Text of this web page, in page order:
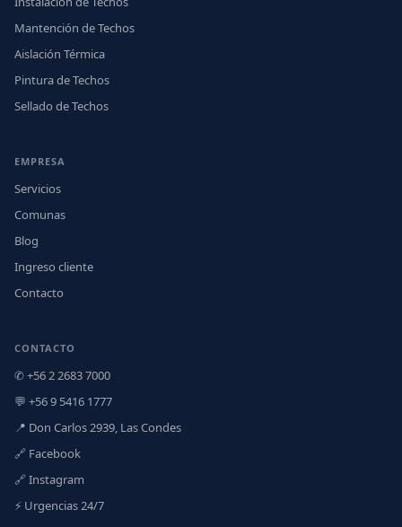
Mantención de Techos
Aislación Térmica
Pintura de Techos
Sellado de Techos
EMPRESA
Servicios
Comunas
Blog
Ingreso cliente
Contacto
CONTACTO
✆ +56 2 2683 7000
💬 +56 9 5416 1777
📍 Don Carlos 2939, Las Condes
🔗 Facebook
🔗 Instagram
⚡ Urgencias 24/7